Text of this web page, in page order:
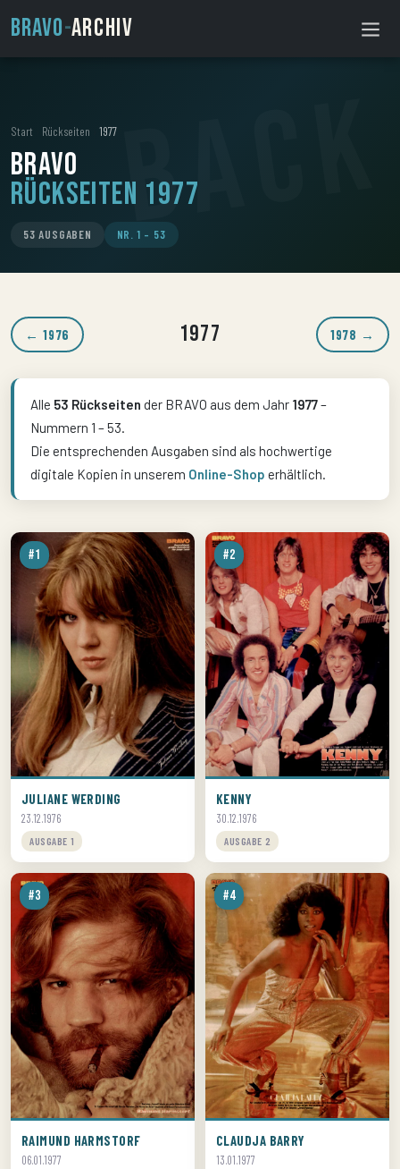
BRAVO-ARCHIV
Start Rückseiten 1977
BRAVO
Rückseiten 1977
53 AUSGABEN NR. 1 – 53
← 1976 1977 1978 →
Alle 53 Rückseiten der BRAVO aus dem Jahr 1977–
Nummern 1 – 53.
Die entsprechenden Ausgaben sind als hochwertige
digitale Kopien in unserem Online-Shop erhältlich.
#1
JULIANE WERDING
23.12.1976
AUSGABE 1
#2
KENNY
30.12.1976
AUSGABE 2
#3
RAIMUND HARMSTORF
06.01.1977
#4
CLAUDJA BARRY
13.01.1977